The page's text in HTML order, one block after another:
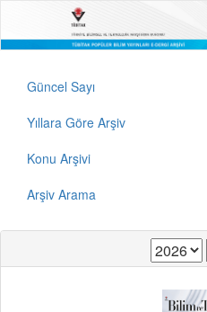
Güncel Sayı
Yıllara Göre Arşiv
Konu Arşivi
Arşiv Arama